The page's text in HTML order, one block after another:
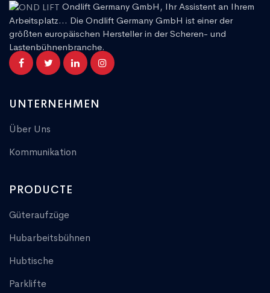
Ondlift Germany GmbH, Ihr Assistent an Ihrem
Arbeitsplatz... Die Ondlift Germany GmbH ist einer der
größten europäischen Hersteller in der Scheren- und
Lastenbühnenbranche.
UNTERNEHMEN
Über Uns
Kommunikation
PRODUCTE
Güteraufzüge
Hubarbeitsbühnen
Hubtische
Parklifte